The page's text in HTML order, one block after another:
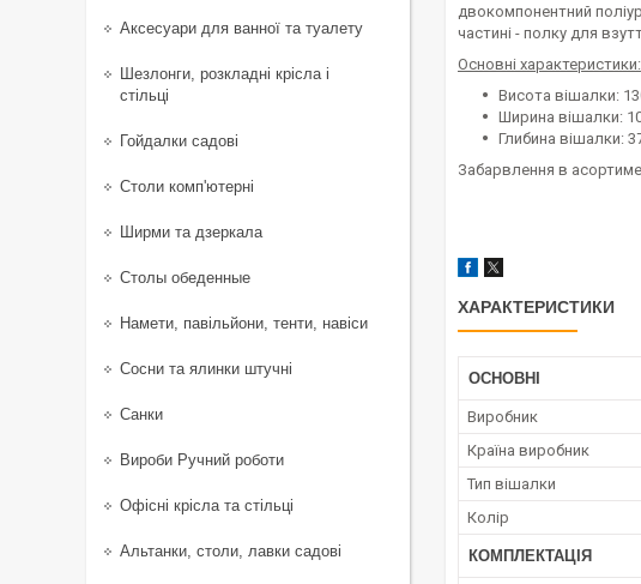
двокомпонентний
частині - полку для
Основні характеристики:
Висота вішалки:
Ширина вішалки:
Глибина вішалки:
Забарвлення в
ХАРАКТЕРИСТИКИ
ОСНОВНІ
Виробник
Країна виробник
Тип вішалки
Колір
КОМПЛЕКТАЦІЯ
Аксесуари для ванної та туалету
Шезлонги, розкладні крісла і
стільці
Гойдалки садові
Столи комп'ютерні
Ширми та дзеркала
Столы обеденные
Намети, павільйони, тенти, навіси
Сосни та ялинки штучні
Санки
Вироби Ручний роботи
Офісні крісла та стільці
Альтанки, столи, лавки садові